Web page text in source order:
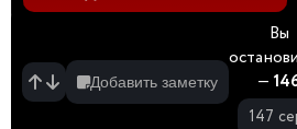
Добавить заметку
Вы
—
147